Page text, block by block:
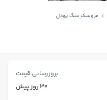
عروسک سگ پودل
بروزرسانی قیمت
30 روز پیش